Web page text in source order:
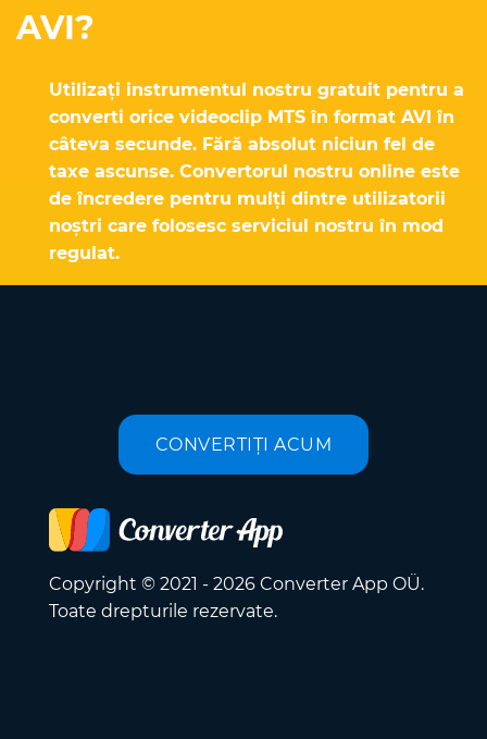
AVI?
Utilizați instrumentul nostru gratuit pentru a
converti orice videoclip MTS în format AVI în
câteva secunde. Fără absolut niciun fel de
taxe ascunse. Convertorul nostru online este
de încredere pentru mulți dintre utilizatorii
noștri care folosesc serviciul nostru în mod
regulat.
CONVERTIȚI ACUM
Copyright © 2021 - 2026 Converter App OÜ.
Toate drepturile rezervate.